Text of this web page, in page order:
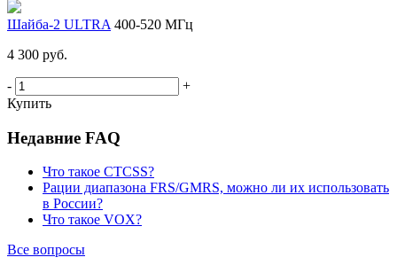
Шайба-2 ULTRA 400-520 МГц
4 300 руб.
-
+
Купить
Недавние FAQ
Что такое CTCSS?
Рации диапазона FRS/GMRS, можно ли их использовать
в России?
Что такое VOX?
Все вопросы